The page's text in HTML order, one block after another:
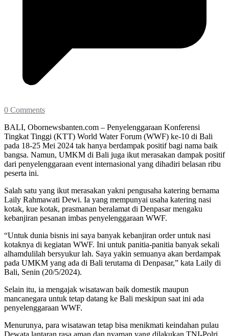
0 Comments
BALI, Obornewsbanten.com – Penyelenggaraan Konferensi
Tingkat Tinggi (KTT) World Water Forum (WWF) ke-10 di Bali
pada 18-25 Mei 2024 tak hanya berdampak positif bagi nama baik
bangsa. Namun, UMKM di Bali juga ikut merasakan dampak positif
dari penyelenggaraan event internasional yang dihadiri belasan ribu
peserta ini.
Salah satu yang ikut merasakan yakni pengusaha katering bernama
Laily Rahmawati Dewi. Ia yang mempunyai usaha katering nasi
kotak, kue kotak, prasmanan beralamat di Denpasar mengaku
kebanjiran pesanan imbas penyelenggaraan WWF.
“Untuk dunia bisnis ini saya banyak kebanjiran order untuk nasi
kotaknya di kegiatan WWF. Ini untuk panitia-panitia banyak sekali
alhamdulilah bersyukur lah. Saya yakin semuanya akan berdampak
pada UMKM yang ada di Bali terutama di Denpasar,” kata Laily di
Bali, Senin (20/5/2024).
Selain itu, ia mengajak wisatawan baik domestik maupun
mancanegara untuk tetap datang ke Bali meskipun saat ini ada
penyelenggaraan WWF.
Menurunya, para wisatawan tetap bisa menikmati keindahan pulau
Dewata lantaran rasa aman dan nyaman yang dilakukan TNI-Polri